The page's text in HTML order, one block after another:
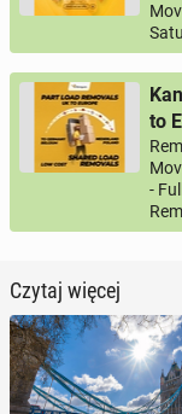
to
-
Czytaj więcej